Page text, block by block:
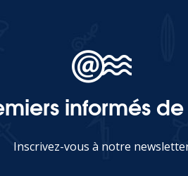
informés
Inscrivez-vous à notre